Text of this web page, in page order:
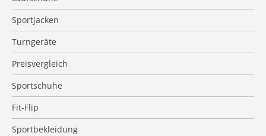
Sportjacken
Turngeräte
Preisvergleich
Sportschuhe
Fit-Flip
Sportbekleidung